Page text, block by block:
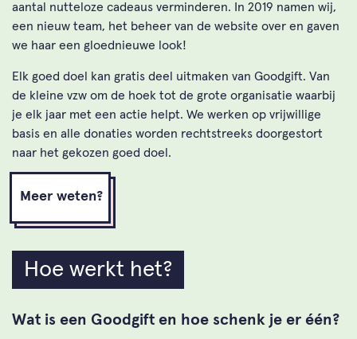
aantal nutteloze cadeaus verminderen. In 2019 namen wij,
een nieuw team, het beheer van de website over en gaven
we haar een gloednieuwe look!
Elk goed doel kan gratis deel uitmaken van Goodgift. Van
de kleine vzw om de hoek tot de grote organisatie waarbij
je elk jaar met een actie helpt. We werken op vrijwillige
basis en alle donaties worden rechtstreeks doorgestort
naar het gekozen goed doel.
Meer weten?
Hoe werkt het?
Wat is een Goodgift en hoe schenk je er één?